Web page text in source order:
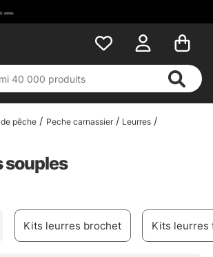
pêche Peche carnassier
Leurres
souples
Kits leurres brochet Kits leurres